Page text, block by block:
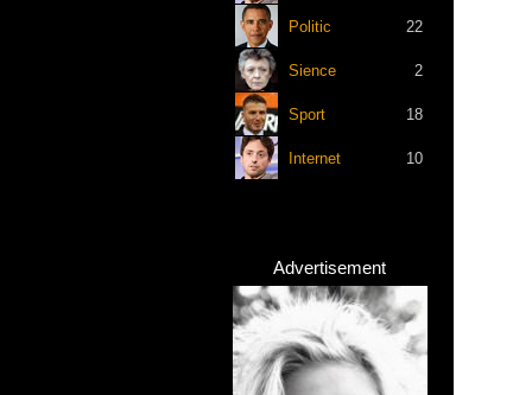
Politic 22
Sience 2
Sport 18
Internet 10
Advertisement